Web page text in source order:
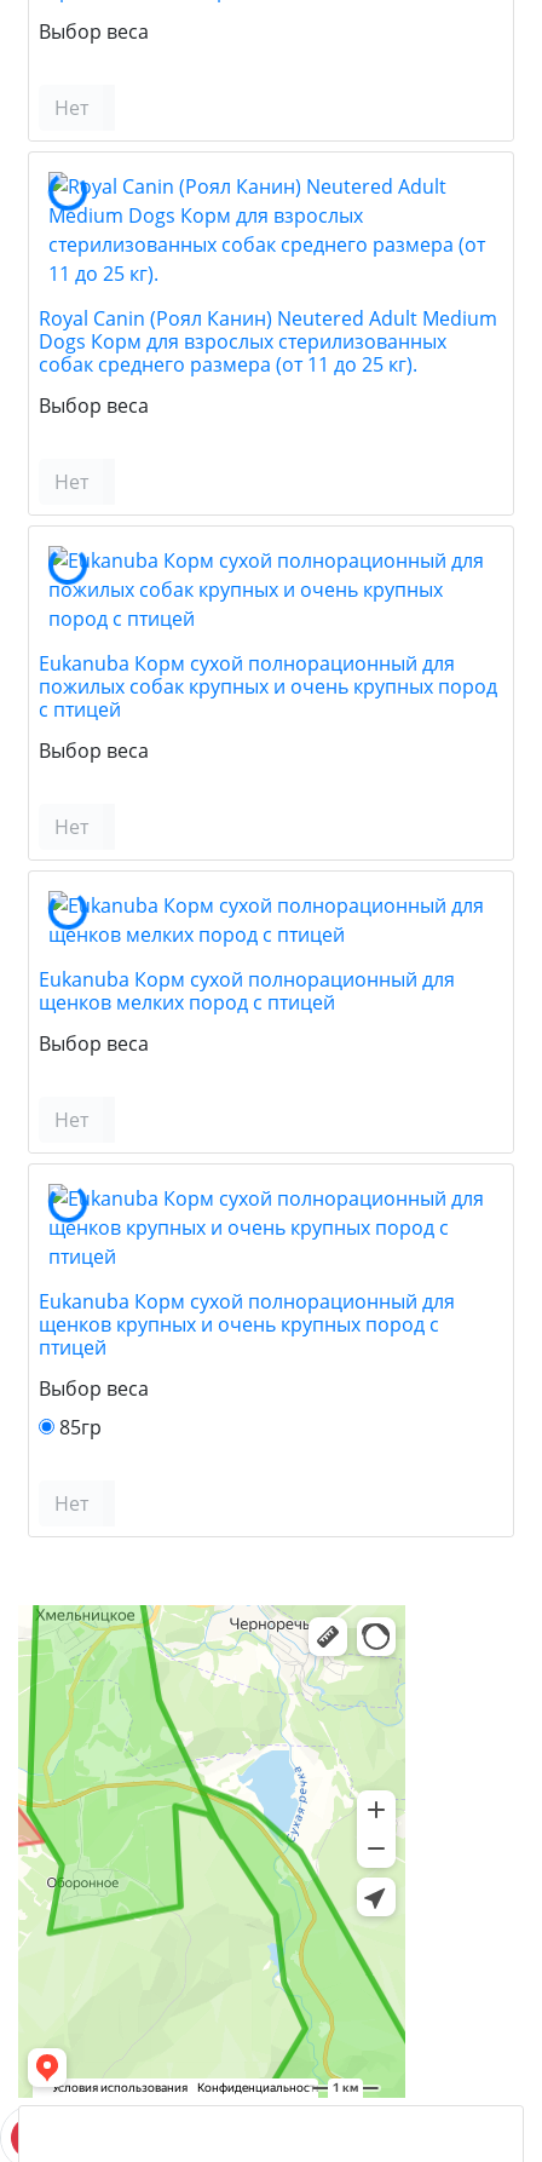
Выбор веса
Нет
Royal Canin (Роял Канин) Neutered Adult Medium
Dogs Корм для взрослых стерилизованных
собак среднего размера (от 11 до 25 кг).
Выбор веса
Нет
Eukanuba Корм сухой полнорационный для
пожилых собак крупных и очень крупных пород
с птицей
Выбор веса
Нет
Eukanuba Корм сухой полнорационный для
щенков мелких пород с птицей
Выбор веса
Нет
Eukanuba Корм сухой полнорационный для
щенков крупных и очень крупных пород с
птицей
Выбор веса
85гр
Нет